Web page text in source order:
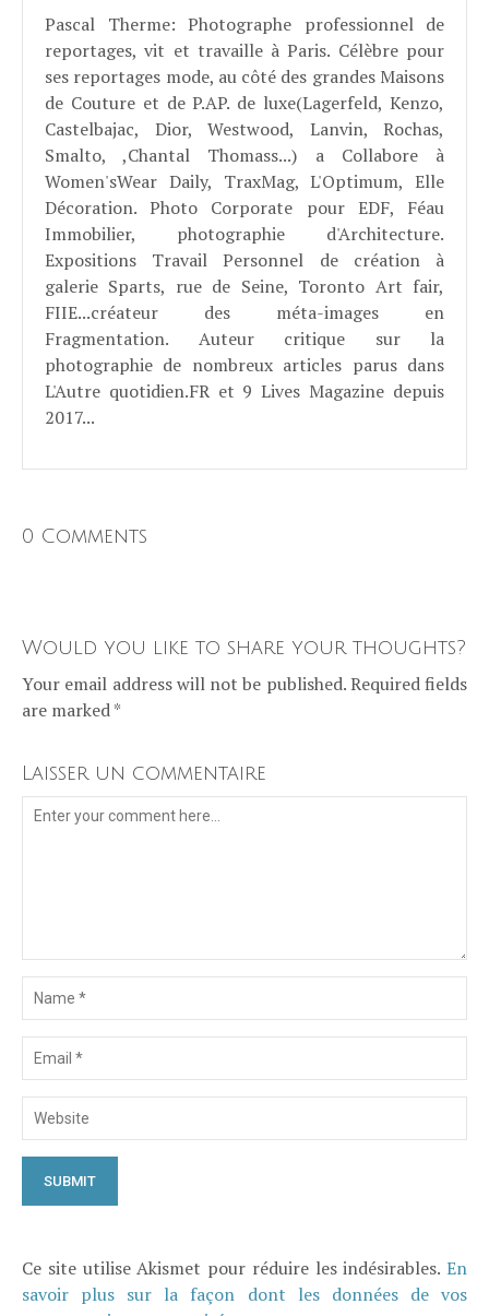
Pascal Therme: Photographe professionnel de
reportages, vit et travaille à Paris. Célèbre pour
ses reportages mode, au côté des grandes Maisons
de Couture et de P.AP. de luxe(Lagerfeld, Kenzo,
Castelbajac, Dior, Westwood, Lanvin, Rochas,
Smalto, ,Chantal Thomass...) a Collabore à
Women'sWear Daily, TraxMag, L'Optimum, Elle
Décoration. Photo Corporate pour EDF, Féau
Immobilier, photographie d'Architecture.
Expositions Travail Personnel de création à
galerie Sparts, rue de Seine, Toronto Art fair,
FIIE...créateur des méta-images en
Fragmentation. Auteur critique sur la
photographie de nombreux articles parus dans
L'Autre quotidien.FR et 9 Lives Magazine depuis
2017...
0 Comments
Would you like to share your thoughts?
Your email address will not be published. Required fields
are marked *
Laisser un commentaire
Ce site utilise Akismet pour réduire les indésirables. En
savoir plus sur la façon dont les données de vos